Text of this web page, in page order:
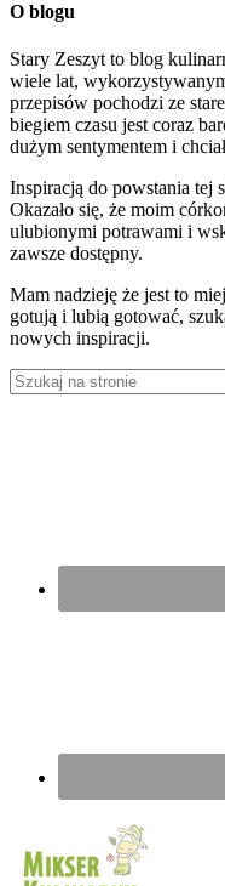
O blogu
Stary Zeszyt to blog
wiele lat,
przepisów pochodzi ze
biegiem czasu jest coraz
dużym sentymentem i
Inspiracją do powstania tej
Okazało się, że moim
ulubionymi potrawami i
zawsze dostępny.
Mam nadzieję że jest to
gotują i lubią gotować,
nowych inspiracji.